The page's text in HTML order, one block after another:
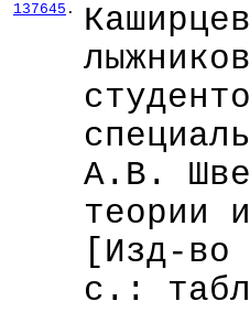
137645 .
А.В.
теории
[Изд-
с.: